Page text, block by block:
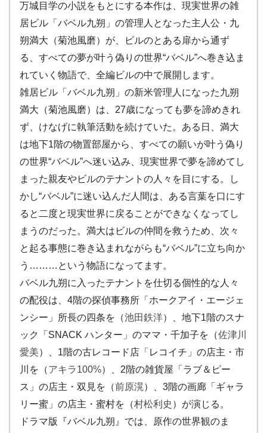
万城目学の小説をもとにする本作は、現実世界の雑
居ビル「バベル九朔」の管理人となった主人公・九
朔満大（菊池風磨）が、ビルのとある扉から通ず
る、すべての夢が叶う偽りの世界“バベル”へ巻き込ま
れていく物語で、全編ビルの中で展開します。
雑居ビル「バベル九朔」の新米管理人になった九朔
満大（菊池風磨）は、27歳になっても夢を諦めきれ
ず、けなげに執筆活動を続けていた。ある日、満大
は地下1階の物置部屋から、すべての願いが叶う偽り
の世界“バベル”へ迷い込み、現実世界で夢を諦めてし
まった親友やビルのテナントの人々を目にする。し
かし“バベル”に迷い込んだ人間は、ある言葉を口にす
ると二度と現実世界に戻ることができなくなってし
まうのだった。満大はビルの仲間を救うため、次々
と起る事態に巻き込まれながらも“バベル”に立ち向か
う………という物語になってます。
バベル九朔に入ったテナントを仕切る個性的な人々
の配役は、4階の探偵事務所「ホークアイ・エージェ
ンシー」所長の四条を（池田鉄洋）、地下1階のスナ
ック「SNACK ハンター」のママ・千加子を（佐津川
愛美）、1階の古レコード店「レコイチ」の店主・市
川を（アキラ100%）、2階の雑貨屋「ラブ＆ピー
ス」の店主・双見を（前原滉）、3階の画廊「ギャラ
リー蜜」の店主・蜜村を（村松利史 ）が演じる。
ドラマ版『バベル九朔』では、原作の世界観のま